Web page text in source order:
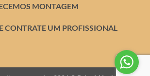
MONTAGEM
CONTRATE UM PROFISSIONAL